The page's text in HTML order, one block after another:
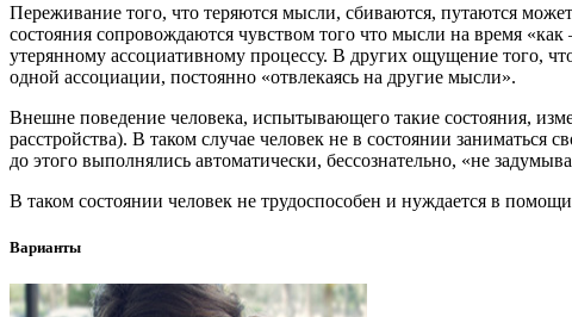
Переживание того, что теряются мысли, сбиваются, путаются
состояния сопровождаются чувством того что мысли на время «как
утерянному ассоциативному процессу. В других ощущение того,
одной ассоциации, постоянно «отвлекаясь на другие мысли».
Внешне поведение человека, испытывающего такие состояния,
расстройства). В таком случае человек не в состоянии
до этого выполнялись автоматически, бессознательно, «не
В таком состоянии человек не трудоспособен и нуждается в
Варианты